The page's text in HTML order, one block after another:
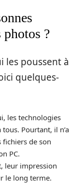
?
les poussent à
quelques-
les technologies
tous. Pourtant, il n’a
fichiers de son
PC.
leur impression
le long terme.